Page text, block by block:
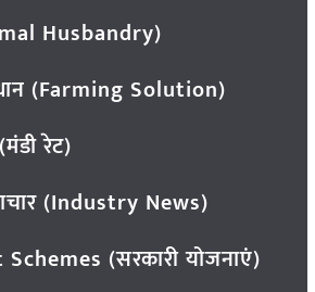
Husbandry)
(Farming Solution)
रेट)
(Industry News)
(सरकारी योजनाएं)